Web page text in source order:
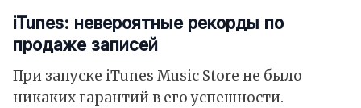
iTunes: невероятные рекорды по
продаже записей
При запуске iTunes Music Store не было
никаких гарантий в его успешности.